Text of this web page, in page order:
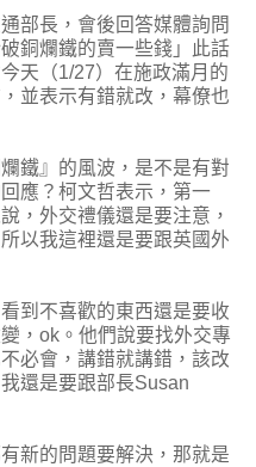
部長，會後回答媒體詢問
銅爛鐵的賣一些錢」此話
天（1/27）在施政滿月的
並表示有錯就改，幕僚也
鐵』的風波，是不是有對
應？柯文哲表示，第一
，外交禮儀還是要注意，
以我這裡還是要跟英國外
到不喜歡的東西還是要收
，ok。他們說要找外交專
必會，講錯就講錯，該改
還是要跟部長Susan
新的問題要解決，那就是